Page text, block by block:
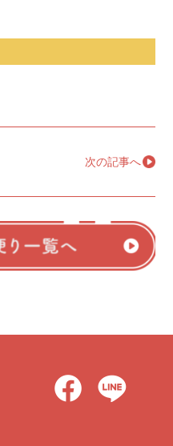
次の記事へ→